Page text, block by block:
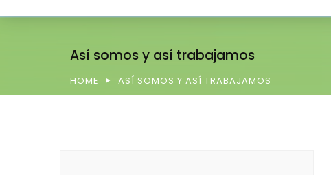
Así somos y así trabajamos
HOME ASÍ SOMOS Y ASÍ TRABAJAMOS